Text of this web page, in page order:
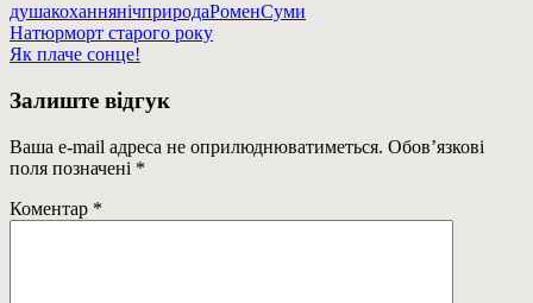
душакоханнянічприродаРоменСуми
Навігація
записів
Previous
Post:
Натюрморт старого року
Next
Як плаче сонце!
Залиште відгук
Ваша e-mail адреса не оприлюднюватиметься. Обов’язкові
поля позначені *
Коментар *